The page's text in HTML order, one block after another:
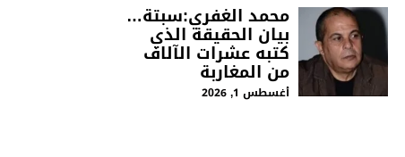
محمد الغفري:سبتة…
بيان الحقيقة الذي
كتبه عشرات الآلاف
من المغاربة
أغسطس 1, 2026